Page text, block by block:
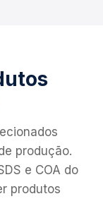
produção.
e COA do
produtos